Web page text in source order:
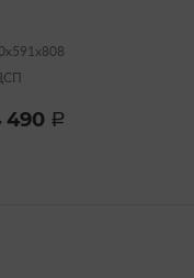
490 a